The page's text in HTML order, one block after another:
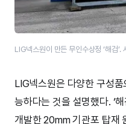
LIG넥스원이 만든 무인수상정​ ‘해검’​.
LIG넥스원은 다양한 구성
능하다는 것을 설명했다. ‘
개발한 20mm 기관포 탑재